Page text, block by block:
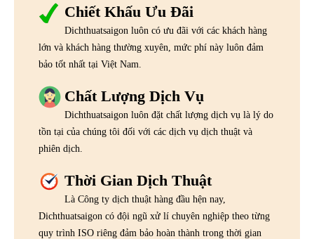
Chiết Khấu Ưu Đãi
Dichthuatsaigon luôn có ưu đãi với các khách hàng
lớn và khách hàng thường xuyên, mức phí này luôn đảm
bảo tốt nhất tại Việt Nam.
Chất Lượng Dịch Vụ
Dichthuatsaigon luôn đặt chất lượng dịch vụ là lý do
tồn tại của chúng tôi đối với các dịch vụ dịch thuật và
phiên dịch.
Thời Gian Dịch Thuật
Là Công ty dịch thuật hàng đầu hện nay,
Dichthuatsaigon có đội ngũ xử lí chuyên nghiệp theo từng
quy trình ISO riêng đảm bảo hoàn thành trong thời gian